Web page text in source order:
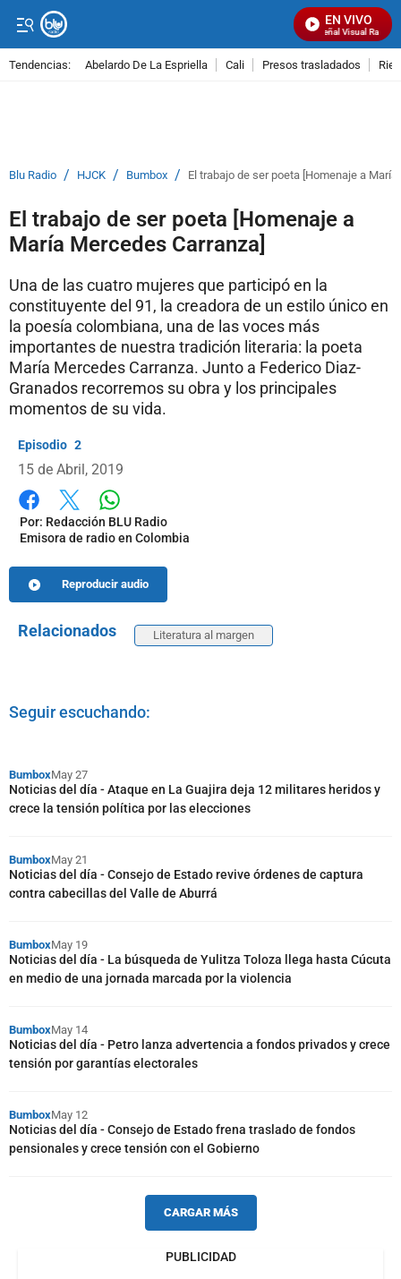
EN VIVO
Señal Visual Radio
Tendencias: Abelardo De La Espriella Cali Presos trasladados
Blu Radio / HJCK / Bumbox / El trabajo de ser poeta [Homenaje a
El trabajo de ser poeta [Homenaje a
María Mercedes Carranza]
Una de las cuatro mujeres que participó en la
constituyente del 91, la creadora de un estilo único en
la poesía colombiana, una de las voces más
importantes de nuestra tradición literaria: la poeta
María Mercedes Carranza. Junto a Federico Diaz-
Granados recorremos su obra y los principales
momentos de su vida.
2
15 de Abril, 2019
Facebook
X Whatsapp
Por: Redacción BLU Radio
Emisora de radio en Colombia
Reproducir audio
Relacionados Literatura al margen
Seguir escuchando:
BumboxMay 27
Noticias del día - Ataque en La Guajira deja 12 militares heridos y
crece la tensión política por las elecciones
BumboxMay 21
Noticias del día - Consejo de Estado revive órdenes de captura
contra cabecillas del Valle de Aburrá
BumboxMay 19
Noticias del día - La búsqueda de Yulitza Toloza llega hasta Cúcuta
en medio de una jornada marcada por la violencia
BumboxMay 14
Noticias del día - Petro lanza advertencia a fondos privados y crece
tensión por garantías electorales
BumboxMay 12
Noticias del día - Consejo de Estado frena traslado de fondos
pensionales y crece tensión con el Gobierno
CARGAR MÁS
PUBLICIDAD